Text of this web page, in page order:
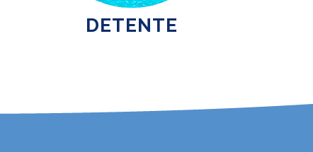
DETENTE